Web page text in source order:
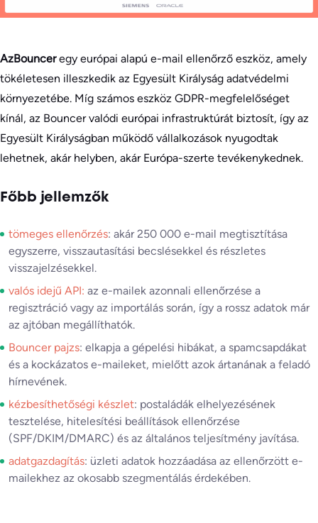
AzBounceregy európai alapú e-mail ellenőrző eszköz, amely
tökéletesen illeszkedik az Egyesült Királyság adatvédelmi
környezetébe. Míg számos eszköz GDPR-megfelelőséget
kínál, az Bouncer valódi európai infrastruktúrát biztosít, így az
Egyesült Királyságban működő vállalkozások nyugodtak
lehetnek, akár helyben, akár Európa-szerte tevékenykednek.
Főbb jellemzők
tömeges ellenőrzés: akár 250 000 e-mail megtisztítása
egyszerre, visszautasítási becslésekkel és részletes
visszajelzésekkel.
valós idejű API: az e-mailek azonnali ellenőrzése a
regisztráció vagy az importálás során, így a rossz adatok már
az ajtóban megállíthatók.
Bouncer pajzs: elkapja a gépelési hibákat, a spamcsapdákat
és a kockázatos e-maileket, mielőtt azok ártanának a feladó
hírnevének.
kézbesíthetőségi készlet: postaládák elhelyezésének
tesztelése, hitelesítési beállítások ellenőrzése
(SPF/DKIM/DMARC) és az általános teljesítmény javítása.
adatgazdagítás: üzleti adatok hozzáadása az ellenőrzött e-
mailekhez az okosabb szegmentálás érdekében.